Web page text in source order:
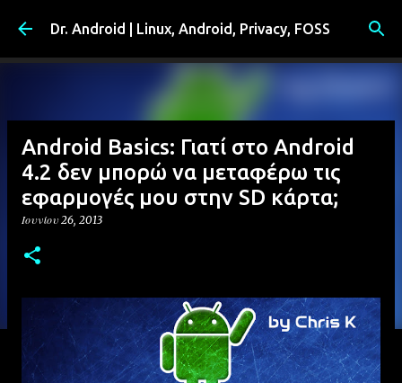
Μετάβαση στο κύριο περιεχόμενο
Dr. Android | Linux, Android, Privacy, FOSS
Android Basics: Γιατί στο Android
4.2 δεν μπορώ να μεταφέρω τις
εφαρμογές μου στην SD κάρτα;
Ιουνίου 26, 2013